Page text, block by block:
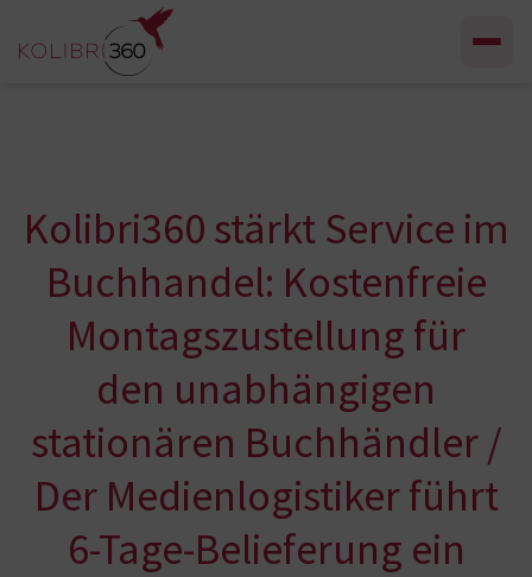
Zum Inhalt springen
Kolibri360 stärkt Service im
Buchhandel: Kostenfreie
Montagszustellung für
den unabhängigen
stationären Buchhändler /
Der Medienlogistiker führt
6-Tage-Belieferung ein